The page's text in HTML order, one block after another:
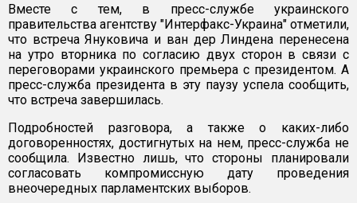
Вместе с тем, в пресс-службе украинского
правительства агентству "Интерфакс-Украина" отметили,
что встреча Януковича и ван дер Линдена перенесена
на утро вторника по согласию двух сторон в связи с
переговорами украинского премьера с президентом. А
пресс-служба президента в эту паузу успела сообщить,
что встреча завершилась.
Подробностей разговора, а также о каких-либо
договоренностях, достигнутых на нем, пресс-служба не
сообщила. Известно лишь, что стороны планировали
согласовать компромиссную дату проведения
внеочередных парламентских выборов.